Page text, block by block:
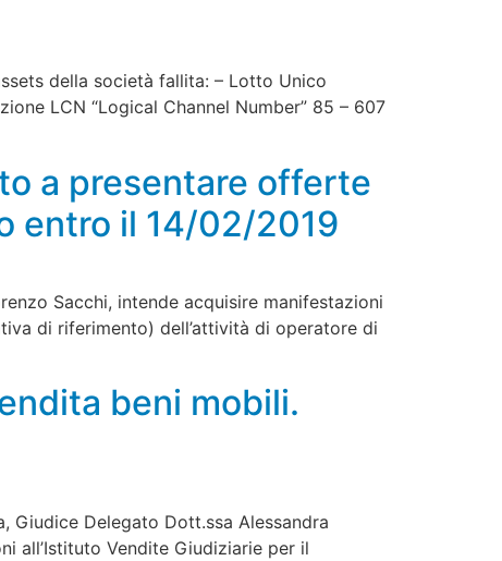
della società fallita: – Lotto Unico
LCN “Logical Channel Number” 85 – 607
a presentare offerte
entro il 14/02/2019
Sacchi, intende acquisire manifestazioni
di riferimento) dell’attività di operatore di
beni mobili.
Giudice Delegato Dott.ssa Alessandra
all’Istituto Vendite Giudiziarie per il